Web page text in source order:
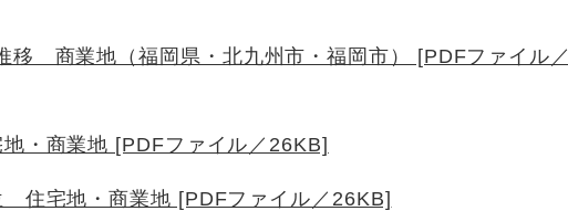
移 商業地（福岡県・北九州市・福岡市） [PDFファイル／
・商業地 [PDFファイル／26KB]
住宅地・商業地 [PDFファイル／26KB]